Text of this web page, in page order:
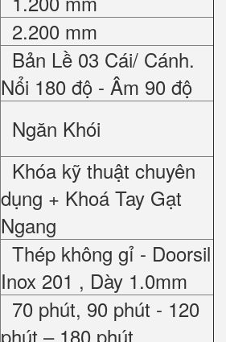
2.200 mm
Bản Lề 03 Cái/ Cánh.
Nổi 180 độ - Âm 90 độ
Ngăn Khói
Khóa kỹ thuật chuyên
dụng + Khoá Tay Gạt
Ngang
Thép không gỉ - Doorsil
Inox 201 , Dày 1.0mm
70 phút, 90 phút - 120
phút – 180 phút